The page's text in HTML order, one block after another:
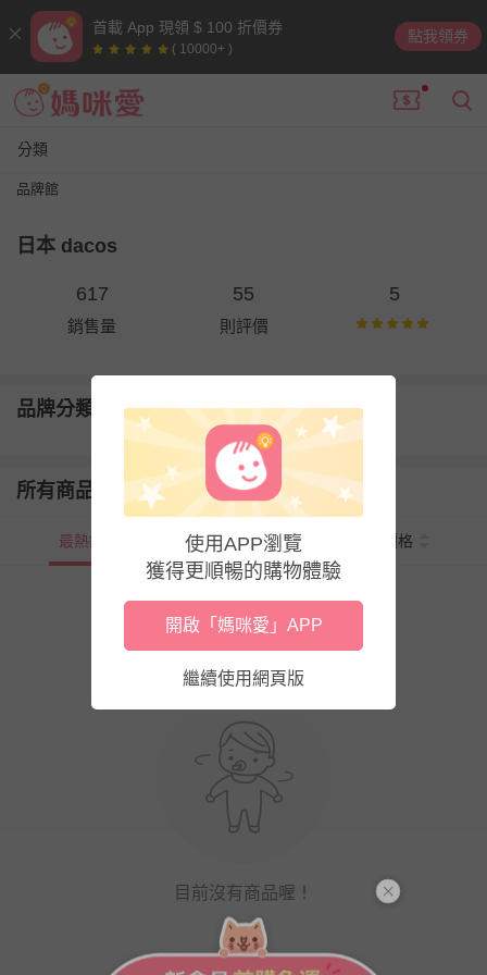
首載 App 現領 $ 100 折價券
( 10000+ )
點我領券
分類
品牌館
日本 dacos
617
銷售量
55
則評價
5
品牌分類
所有商品
最熱銷 新上市 價格
目前沒有商品喔！
使用APP瀏覽
獲得更順暢的購物體驗
開啟「媽咪愛」APP
繼續使用網頁版